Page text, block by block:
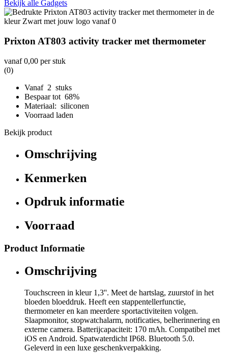
Bekijk alle Gadgets
Prixton AT803 activity tracker met thermometer
vanaf0,00 per stuk
(0)
Vanaf 2 stuks
Bespaar tot 68%
Materiaal: siliconen
Voorraad laden
Bekijk product
Omschrijving
Kenmerken
Opdruk informatie
Voorraad
Product Informatie
Omschrijving
Touchscreen in kleur 1,3''. Meet de hartslag, zuurstof in het
bloeden bloeddruk. Heeft een stappentellerfunctie,
thermometer en kan meerdere sportactiviteiten volgen.
Slaapmonitor, stopwatchalarm, notificaties, belherinnering en
externe camera. Batterijcapaciteit: 170 mAh. Compatibel met
iOS en Android. Spatwaterdicht IP68. Bluetooth 5.0.
Geleverd in een luxe geschenkverpakking.